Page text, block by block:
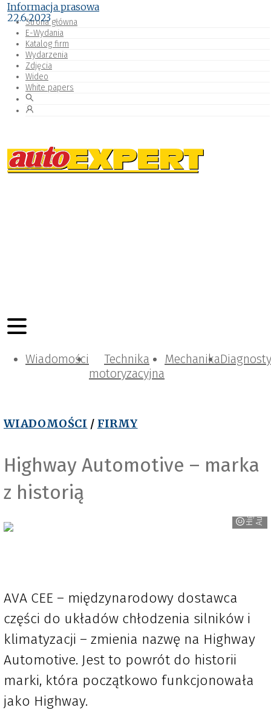
Strona główna
E-Wydania
Katalog firm
Wydarzenia
Zdjęcia
Wideo
White papers
Wiadomości
Technika
motoryzacyjna
Mechanika
WIADOMOŚCI / FIRMY
Highway Automotive – marka
z historią
H
i
g
h
w
a
y
A
u
t
o
m
o
t
i
ve
Informacja prasowa
22.6.2023
AVA CEE – międzynarodowy dostawca
części do układów chłodzenia silników i
klimatyzacji – zmienia nazwę na Highway
Automotive. Jest to powrót do historii
marki, która początkowo funkcjonowała
jako Highway.